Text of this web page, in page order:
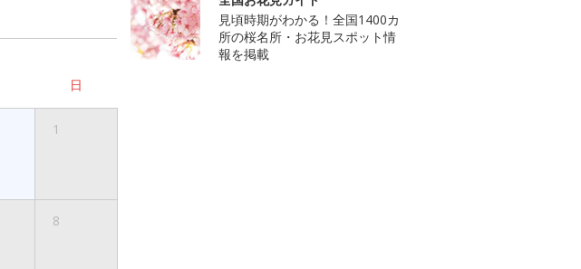
日
1
8
見頃時期がわかる！全国1400カ
所の桜名所・お花見スポット情
報を掲載